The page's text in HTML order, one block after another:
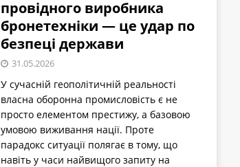
провідного виробника
бронетехніки — це удар по
безпеці держави
31.05.2026
У сучасній геополітичній реальності
власна оборонна промисловість є не
просто елементом престижу, а базовою
умовою виживання нації. Проте
парадокс ситуації полягає в тому, що
навіть у часи найвищого запиту на